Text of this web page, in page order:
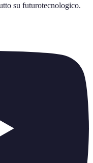
su futurotecnologico.